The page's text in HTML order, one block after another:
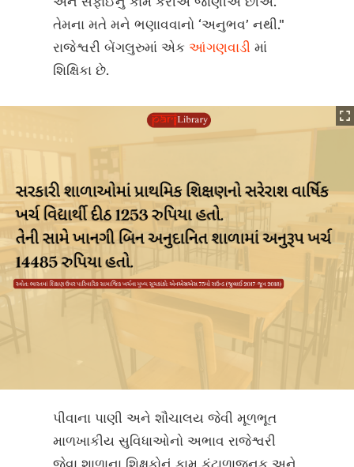
તેમના મતે મને ભણાવવાનો ‘અનુભવ’ નથી."
રાજેશ્વરી બેંગલુરુમાં એકઆંગણવાડીમાં
શિક્ષિકા છે.
પીવાના પાણી અને શૌચાલય જેવી મૂળભૂત
માળખાકીય સુવિધાઓનો અભાવ રાજેશ્વરી